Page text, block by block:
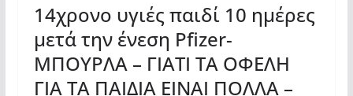
14χρονο υγιές παιδί 10 ημέρες
μετά την ένεση Pfizer-
ΜΠΟΥΡΛΑ – ΓΙΑΤΙ ΤΑ ΟΦΕΛΗ
ΓΙΑ ΤΑ ΠΑΙΔΙΑ ΕΙΝΑΙ ΠΟΛΛΑ –